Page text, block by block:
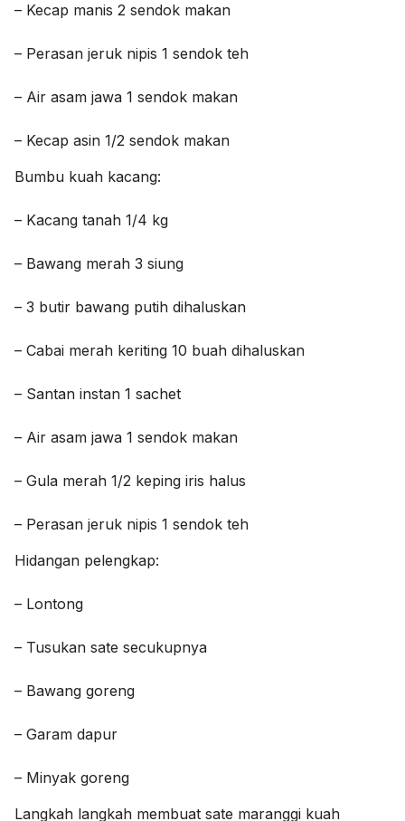
– Kecap manis 2 sendok makan
– Perasan jeruk nipis 1 sendok teh
– Air asam jawa 1 sendok makan
– Kecap asin 1/2 sendok makan
Bumbu kuah kacang:
– Kacang tanah 1/4 kg
– Bawang merah 3 siung
– 3 butir bawang putih dihaluskan
– Cabai merah keriting 10 buah dihaluskan
– Santan instan 1 sachet
– Air asam jawa 1 sendok makan
– Gula merah 1/2 keping iris halus
– Perasan jeruk nipis 1 sendok teh
Hidangan pelengkap:
– Lontong
– Tusukan sate secukupnya
– Bawang goreng
– Garam dapur
– Minyak goreng
Langkah langkah membuat sate maranggi kuah